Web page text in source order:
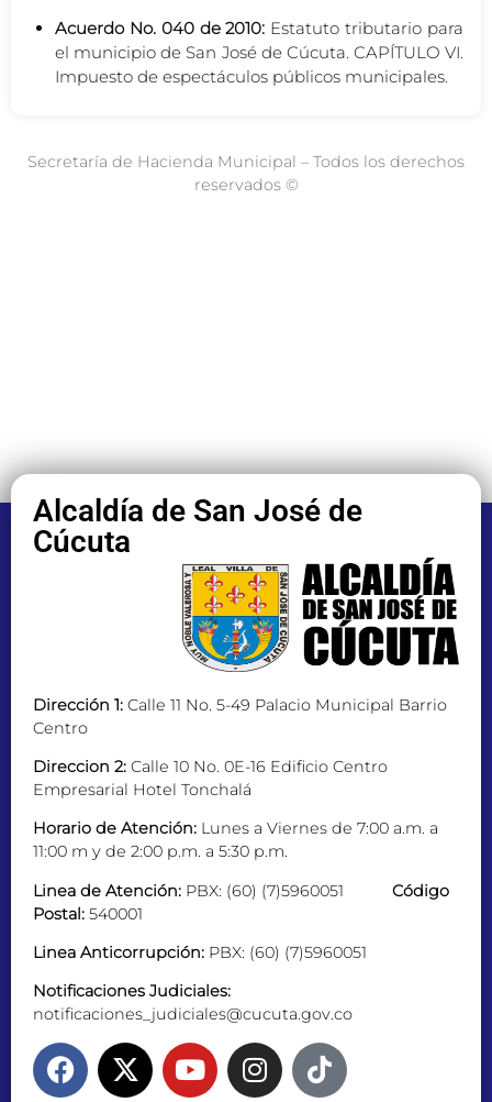
Acuerdo No. 040 de 2010: Estatuto tributario para
el municipio de San José de Cúcuta. CAPÍTULO VI.
Impuesto de espectáculos públicos municipales.
Secretaría de Hacienda Municipal – Todos los derechos
reservados ©
Alcaldía de San José de
Cúcuta
Dirección 1: Calle 11 No. 5-49 Palacio Municipal Barrio
Centro
Direccion 2: Calle 10 No. 0E-16 Edificio Centro
Empresarial Hotel Tonchalá
Horario de Atención: Lunes a Viernes de 7:00 a.m. a
11:00 m y de 2:00 p.m. a 5:30 p.m.
Linea de Atención: PBX: (60) (7)5960051 Código
Postal: 540001
Linea Anticorrupción: PBX: (60) (7)5960051
Notificaciones Judiciales:
notificaciones_judiciales@cucuta.gov.co